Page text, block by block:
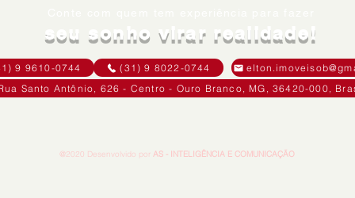
seu sonho virar realidade!
9 9610-0744 (31) 9 8022-0744
Santo Antônio, 626 - Centro - Ouro Branco, MG, 36420-000,
@2020 Desenvolvido por AS - INTELIGÊNCIA E COMUNICAÇÃO